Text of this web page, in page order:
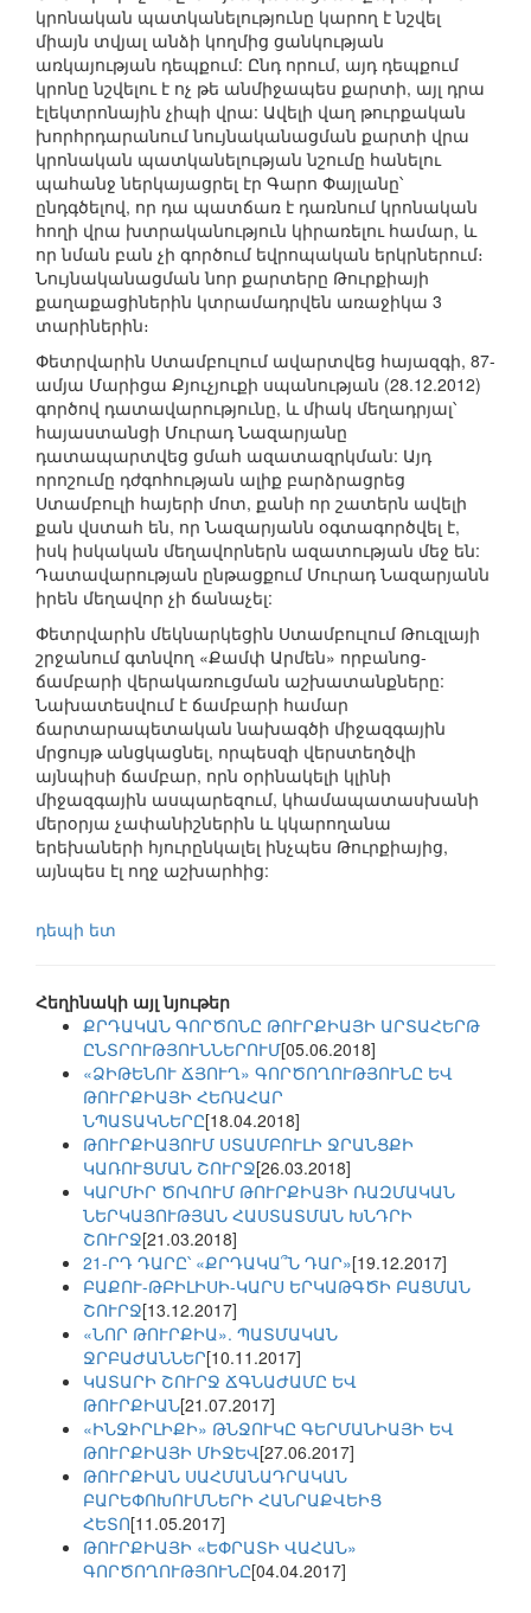
կրոնական պատկանելությունը կարող է նշվել
միայն տվյալ անձի կողմից ցանկության
առկայության դեպքում: Ընդ որում, այդ դեպքում
կրոնը նշվելու է ոչ թե անմիջապես քարտի, այլ դրա
էլեկտրոնային չիպի վրա: Ավելի վաղ թուրքական
խորհրդարանում նույնականացման քարտի վրա
կրոնական պատկանելության նշումը հանելու
պահանջ ներկայացրել էր Գարո Փայլանը՝
ընդգծելով, որ դա պատճառ է դառնում կրոնական
հողի վրա խտրականություն կիրառելու համար, և
որ նման բան չի գործում եվրոպական երկրներում։
Նույնականացման նոր քարտերը Թուրքիայի
քաղաքացիներին կտրամադրվեն առաջիկա 3
տարիներին։
Փետրվարին Ստամբուլում ավարտվեց հայազգի, 87-
ամյա Մարիցա Քյուչյուքի սպանության (28.12.2012)
գործով դատավարությունը, և միակ մեղադրյալ՝
հայաստանցի Մուրադ Նազարյանը
դատապարտվեց ցմահ ազատազրկման: Այդ
որոշումը դժգոհության ալիք բարձրացրեց
Ստամբուլի հայերի մոտ, քանի որ շատերն ավելի
քան վստահ են, որ Նազարյանն օգտագործվել է,
իսկ իսկական մեղավորներն ազատության մեջ են:
Դատավարության ընթացքում Մուրադ Նազարյանն
իրեն մեղավոր չի ճանաչել:
Փետրվարին մեկնարկեցին Ստամբուլում Թուզլայի
շրջանում գտնվող «Քամփ Արմեն» որբանոց-
ճամբարի վերակառուցման աշխատանքները:
Նախատեսվում է ճամբարի համար
ճարտարապետական նախագծի միջազգային
մրցույթ անցկացնել, որպեսզի վերստեղծվի
այնպիսի ճամբար, որն օրինակելի կլինի
միջազգային ասպարեզում, կհամապատասխանի
մերօրյա չափանիշներին և կկարողանա
երեխաների հյուրընկալել ինչպես Թուրքիայից,
այնպես էլ ողջ աշխարհից:
դեպի ետ
Հեղինակի այլ նյութեր
ՔՐԴԱԿԱՆ ԳՈՐԾՈՆԸ ԹՈՒՐՔԻԱՅԻ ԱՐՏԱՀԵՐԹ
ԸՆՏՐՈՒԹՅՈՒՆՆԵՐՈՒՄ[05.06.2018]
«ՁԻԹԵՆՈՒ ՃՅՈՒՂ» ԳՈՐԾՈՂՈՒԹՅՈՒՆԸ ԵՎ
ԹՈՒՐՔԻԱՅԻ ՀԵՌԱՀԱՐ
ՆՊԱՏԱԿՆԵՐԸ[18.04.2018]
ԹՈՒՐՔԻԱՅՈՒՄ ՍՏԱՄԲՈՒԼԻ ՋՐԱՆՑՔԻ
ԿԱՌՈՒՑՄԱՆ ՇՈՒՐՋ[26.03.2018]
ԿԱՐՄԻՐ ԾՈՎՈՒՄ ԹՈՒՐՔԻԱՅԻ ՌԱԶՄԱԿԱՆ
ՆԵՐԿԱՅՈՒԹՅԱՆ ՀԱՍՏԱՏՄԱՆ ԽՆԴՐԻ
ՇՈՒՐՋ[21.03.2018]
21-ՐԴ ԴԱՐԸ՝ «ՔՐԴԱԿԱ՞Ն ԴԱՐ»[19.12.2017]
ԲԱՔՈՒ-ԹԲԻԼԻՍԻ-ԿԱՐՍ ԵՐԿԱԹԳԾԻ ԲԱՑՄԱՆ
ՇՈՒՐՋ[13.12.2017]
«ՆՈՐ ԹՈՒՐՔԻԱ». ՊԱՏՄԱԿԱՆ
ՋՐԲԱԺԱՆՆԵՐ[10.11.2017]
ԿԱՏԱՐԻ ՇՈՒՐՋ ՃԳՆԱԺԱՄԸ ԵՎ
ԹՈՒՐՔԻԱՆ[21.07.2017]
«ԻՆՋԻՐԼԻՔԻ» ԹՆՋՈՒԿԸ ԳԵՐՄԱՆԻԱՅԻ ԵՎ
ԹՈՒՐՔԻԱՅԻ ՄԻՋԵՎ[27.06.2017]
ԹՈՒՐՔԻԱՆ ՍԱՀՄԱՆԱԴՐԱԿԱՆ
ԲԱՐԵՓՈԽՈՒՄՆԵՐԻ ՀԱՆՐԱՔՎԵԻՑ
ՀԵՏՈ[11.05.2017]
ԹՈՒՐՔԻԱՅԻ «ԵՓՐԱՏԻ ՎԱՀԱՆ»
ԳՈՐԾՈՂՈՒԹՅՈՒՆԸ[04.04.2017]